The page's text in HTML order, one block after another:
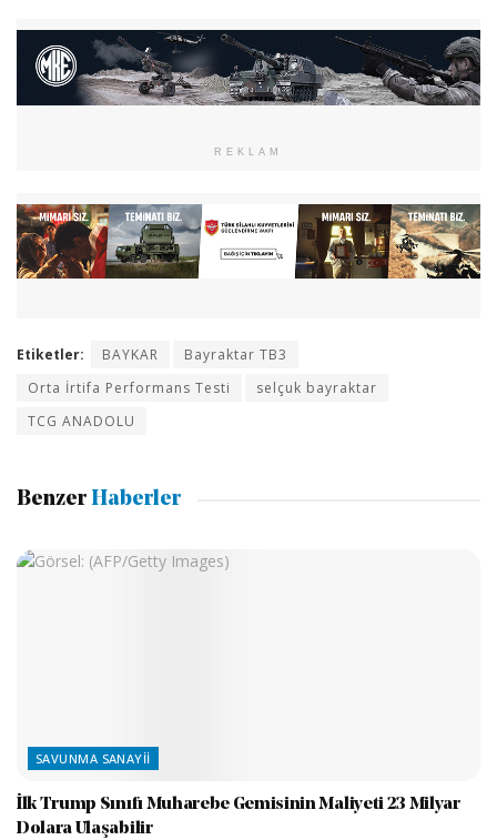
REKLAM
Etiketler: BAYKAR
Bayraktar TB3
Orta İrtifa Performans Testi
selçuk bayraktar
TCG ANADOLU
Benzer Haberler
SAVUNMA SANAYII
İlk Trump Sınıfı Muharebe Gemisinin Maliyeti 23 Milyar
Dolara Ulaşabilir